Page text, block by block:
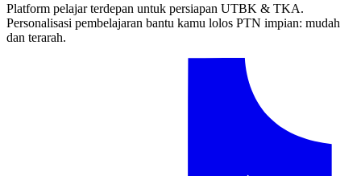
Platform pelajar terdepan untuk persiapan UTBK & TKA.
Personalisasi pembelajaran bantu kamu lolos PTN impian: mudah
dan terarah.